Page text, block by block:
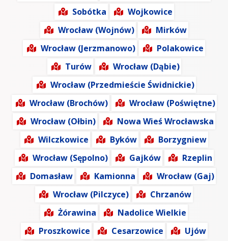
Sobótka
Wojkowice
Wrocław (Wojnów)
Mirków
Wrocław (Jerzmanowo)
Polakowice
Turów
Wrocław (Dąbie)
Wrocław (Przedmieście Świdnickie)
Wrocław (Brochów)
Wrocław (Poświętne)
Wrocław (Ołbin)
Nowa Wieś Wrocławska
Wilczkowice
Byków
Borzygniew
Wrocław (Sępolno)
Gajków
Rzeplin
Domasław
Kamionna
Wrocław (Gaj)
Wrocław (Pilczyce)
Chrzanów
Żórawina
Nadolice Wielkie
Proszkowice
Cesarzowice
Ujów